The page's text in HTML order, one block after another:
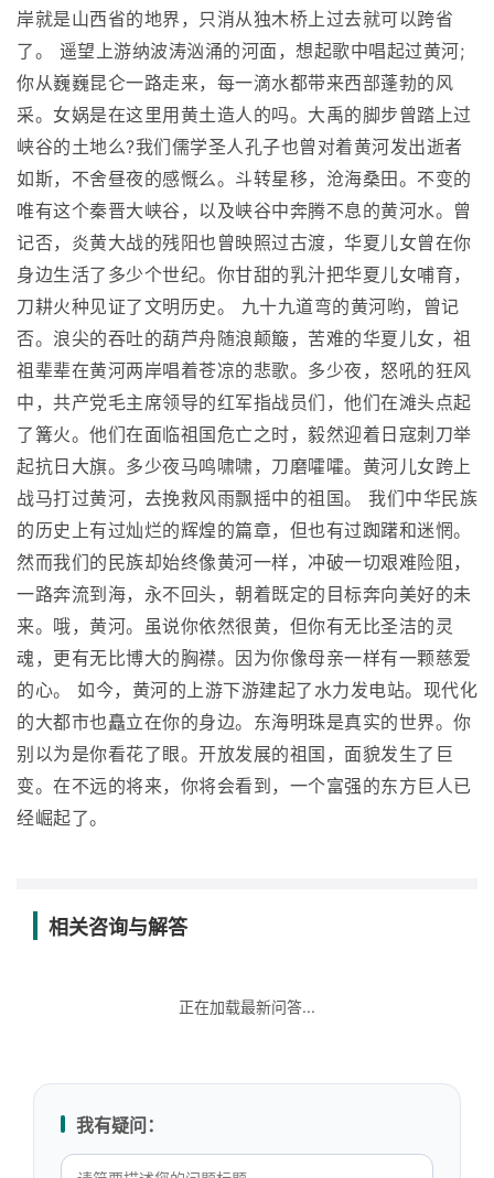
岸就是山西省的地界，只消从独木桥上过去就可以跨省
了。 遥望上游纳波涛汹涌的河面，想起歌中唱起过黄河;
你从巍巍昆仑一路走来，每一滴水都带来西部蓬勃的风
采。女娲是在这里用黄土造人的吗。大禹的脚步曾踏上过
峡谷的土地么?我们儒学圣人孔子也曾对着黄河发出逝者
如斯，不舍昼夜的感慨么。斗转星移，沧海桑田。不变的
唯有这个秦晋大峡谷，以及峡谷中奔腾不息的黄河水。曾
记否，炎黄大战的残阳也曾映照过古渡，华夏儿女曾在你
身边生活了多少个世纪。你甘甜的乳汁把华夏儿女哺育，
刀耕火种见证了文明历史。 九十九道弯的黄河哟，曾记
否。浪尖的吞吐的葫芦舟随浪颠簸，苦难的华夏儿女，祖
祖辈辈在黄河两岸唱着苍凉的悲歌。多少夜，怒吼的狂风
中，共产党毛主席领导的红军指战员们，他们在滩头点起
了篝火。他们在面临祖国危亡之时，毅然迎着日寇刺刀举
起抗日大旗。多少夜马鸣啸啸，刀磨嚯嚯。黄河儿女跨上
战马打过黄河，去挽救风雨飘摇中的祖国。 我们中华民族
的历史上有过灿烂的辉煌的篇章，但也有过踟躇和迷惘。
然而我们的民族却始终像黄河一样，冲破一切艰难险阻，
一路奔流到海，永不回头，朝着既定的目标奔向美好的未
来。哦，黄河。虽说你依然很黄，但你有无比圣洁的灵
魂，更有无比博大的胸襟。因为你像母亲一样有一颗慈爱
的心。 如今，黄河的上游下游建起了水力发电站。现代化
的大都市也矗立在你的身边。东海明珠是真实的世界。你
别以为是你看花了眼。开放发展的祖国，面貌发生了巨
变。在不远的将来，你将会看到，一个富强的东方巨人已
经崛起了。
相关咨询与解答
正在加载最新问答...
我有疑问：